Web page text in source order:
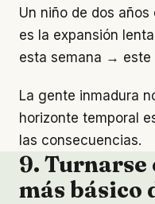
Un niño de dos
es la expansión
esta semana →
La gente inmadura
horizonte temporal
las consecuencias.
9. Turnarse
más básico